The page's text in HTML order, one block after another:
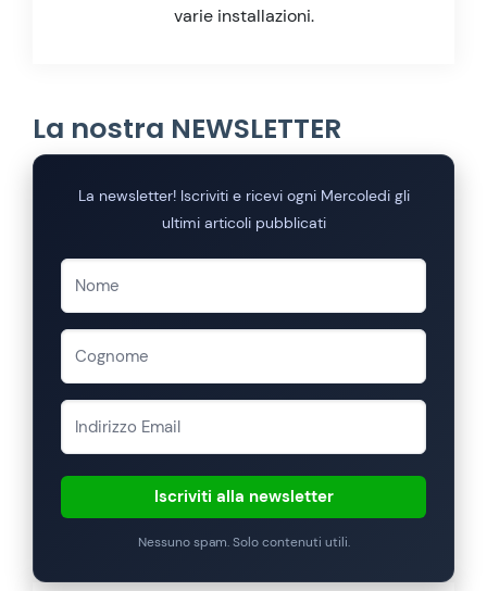
varie installazioni.
La nostra NEWSLETTER
La newsletter! Iscriviti e ricevi ogni Mercoledi gli
ultimi articoli pubblicati
Iscriviti alla newsletter
Nessuno spam. Solo contenuti utili.